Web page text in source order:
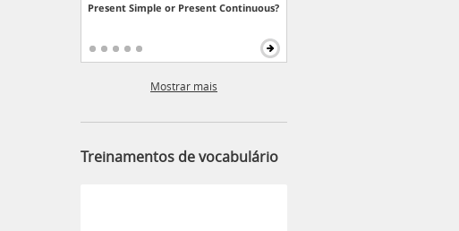
Present Simple or Present Continuous?
Mostrar mais
Treinamentos de vocabulário